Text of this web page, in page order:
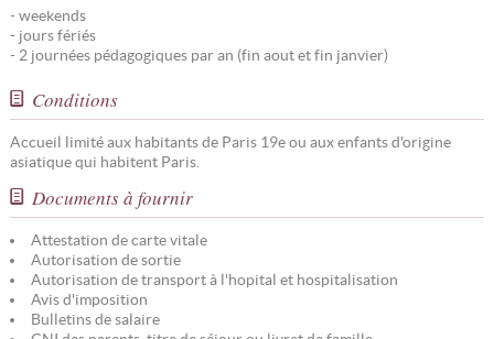
- weekends
- jours fériés
- 2 journées pédagogiques par an (fin aout et fin janvier)
Conditions
Accueil limité aux habitants de Paris 19e ou aux enfants d'origine
asiatique qui habitent Paris.
Documents à fournir
Attestation de carte vitale
Autorisation de sortie
Autorisation de transport à l'hopital et hospitalisation
Avis d'imposition
Bulletins de salaire